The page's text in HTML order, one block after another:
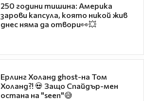
250 години тишина: Америка
зарови капсула, която никой жив
днес няма да отвори👀💥
Ерлинг Холанд ghost-на Том
Холанд?! 💀 Защо Спайдър-мен
остана на "seen"😅